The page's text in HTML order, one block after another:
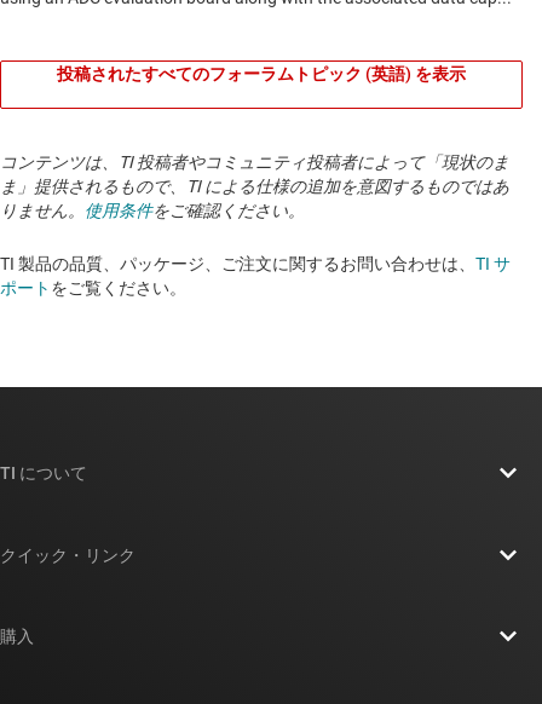
投稿されたすべてのフォーラムトピック (英語) を表示
コンテンツは、TI 投稿者やコミュニティ投稿者によって「現状のま
ま」提供されるもので、TI による仕様の追加を意図するものではあ
りません。 使用条件をご確認ください。
TI 製品の品質、パッケージ、ご注文に関するお問い合わせは、 TI サ
ポート をご覧ください。
TI について
クイック・リンク
購入